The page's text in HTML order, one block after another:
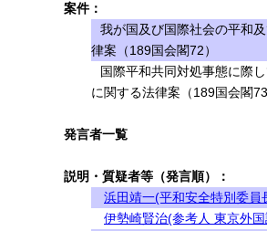
案件：
我が国及び国際社会の平和
律案（189国会閣72）
国際平和共同対処事態に際
に関する法律案（189国会閣73
発言者一覧
説明・質疑者等（発言順）：
浜田靖一(平和安全特別委員
伊勢崎賢治(参考人 東京外